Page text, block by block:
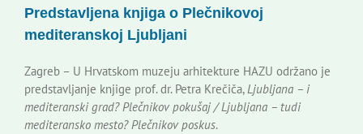
Korisne informacije
Predstavljena knjiga o Plečnikovoj
mediteranskoj Ljubljani
Zagreb – U Hrvatskom muzeju arhitekture HAZU održano je
predstavljanje knjige prof. dr. Petra Krečiča,Ljubljana – i
mediteranski grad? Plečnikov pokušaj / Ljubljana – tudi
mediteransko mesto? Plečnikov poskus.